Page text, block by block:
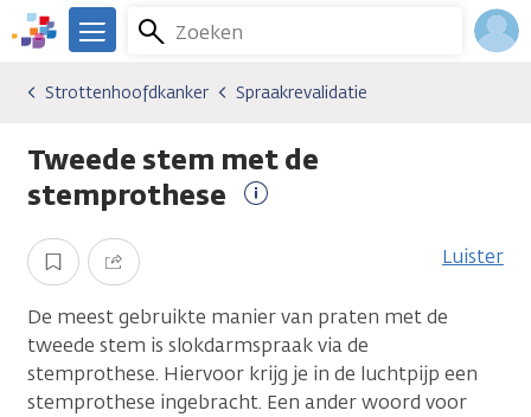
Overslaan
en
gaan
We
er
je.
Kanker.nl
Zoeken
Menu
Kankersoorten
Strottenhoofdkanker
Spraakrevalidatie
Strottenhoofdkanker Spraakrevalidatie
Tweede stem met de
stemprothese
Opslaan Delen Luister
De meest gebruikte manier van praten met de
tweede stem is slokdarmspraak via de
stemprothese. Hiervoor krijg je in de luchtpijp een
stemprothese ingebracht. Een ander woord voor